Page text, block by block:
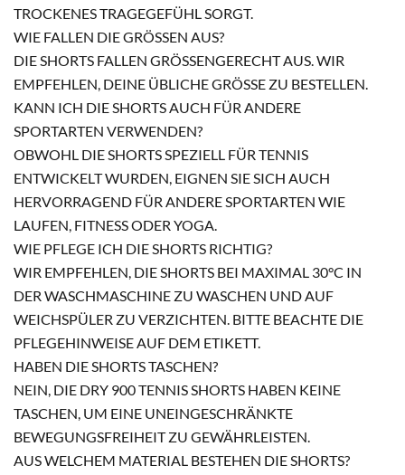
ROCKENES TRAGEGEFÜHL SORGT.
WIE FALLEN DIE GRÖSSEN AUS?
DIE SHORTS FALLEN GRÖSSENGERECHT AUS. WIR E
MPFEHLEN, DEINE ÜBLICHE GRÖSSE ZU BESTELLEN.
KANN ICH DIE SHORTS AUCH FÜR ANDERE
SPORTARTEN VERWENDEN?
OBWOHL DIE SHORTS SPEZIELL FÜR TENNIS
ENTWICKELT WURDEN, EIGNEN SIE SICH AUCH
HERVORRAGEND FÜR ANDERE SPORTARTEN WIE
LAUFEN, FITNESS ODER YOGA.
WIE PFLEGE ICH DIE SHORTS RICHTIG?
WIR EMPFEHLEN, DIE SHORTS BEI MAXIMAL 30°C IN
DER WASCHMASCHINE ZU WASCHEN UND AUF
WEICHSPÜLER ZU VERZICHTEN. BITTE BEACHTE DIE
PFLEGEHINWEISE AUF DEM ETIKETT.
HABEN DIE SHORTS TASCHEN?
NEIN, DIE DRY 900 TENNIS SHORTS HABEN KEINE
TASCHEN, UM EINE UNEINGESCHRÄNKTE
BEWEGUNGSFREIHEIT ZU GEWÄHRLEISTEN.
AUS WELCHEM MATERIAL BESTEHEN DIE SHORTS?